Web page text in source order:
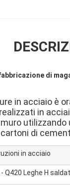
di
in acciaio è
in
utilizzando
di
in acciaio
- Q420 Leghe H